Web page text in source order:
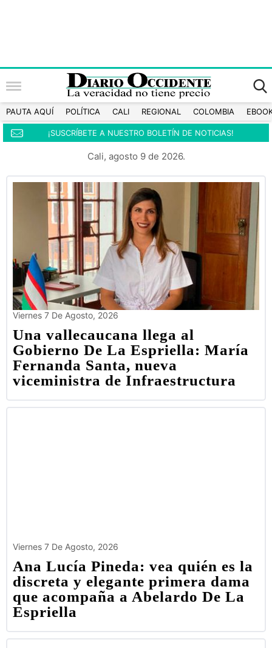
PAUTA AQUÍ POLÍTICA CALI REGIONAL COLOMBIA
¡SUSCRÍBETE A NUESTRO BOLETÍN DE NOTICIAS!
Cali, agosto 9 de 2026.
Viernes 7 De Agosto, 2026
Una vallecaucana llega al
Gobierno De La Espriella: María
Fernanda Santa, nueva
viceministra de Infraestructura
Viernes 7 De Agosto, 2026
Ana Lucía Pineda: vea quién es la
discreta y elegante primera dama
que acompaña a Abelardo De La
Espriella